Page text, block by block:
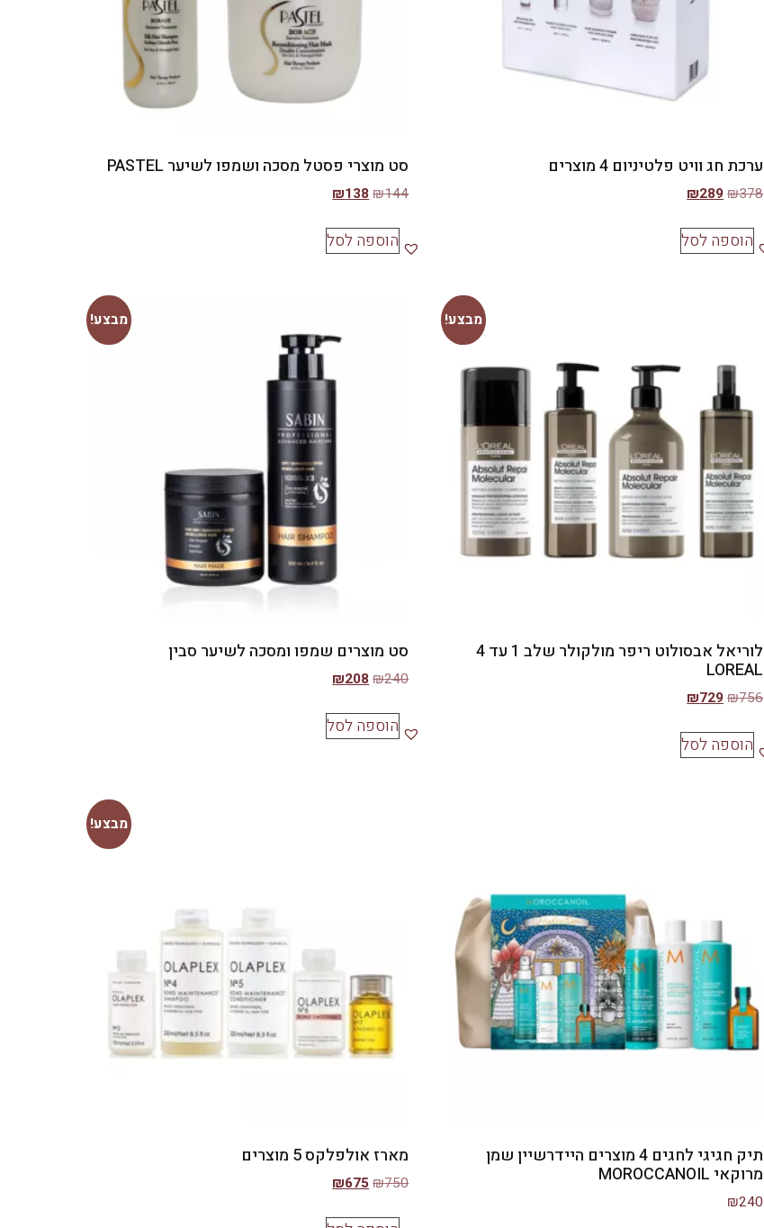
ערכת חג וויט פלטיניום 4 מוצרים
₪378
₪289
הוספה לסל
סט מוצרי פסטל מסכה ושמפו לשיער PASTEL
₪144
₪138
הוספה לסל
מבצע!
לוריאל אבסולוט ריפר מולקולר שלב 1 עד 4
LOREAL
₪756
₪729
הוספה לסל
מבצע!
סט מוצרים שמפו ומסכה לשיער סבין
₪240
₪208
הוספה לסל
תיק חגיגי לחגים 4 מוצרים היידרשיין שמן
מרוקאי MOROCCANOIL
₪240
מבצע!
מארז אולפלקס 5 מוצרים
₪750
₪675